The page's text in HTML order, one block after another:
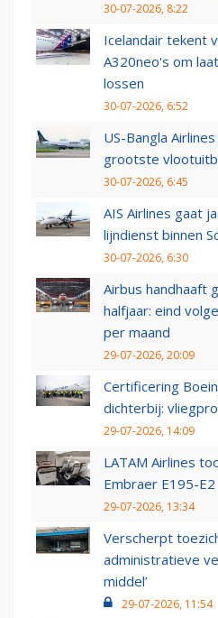
30-07-2026, 8:22
Icelandair tekent
A320neo's om
lossen
30-07-2026, 6:52
US-Bangla
grootste
30-07-2026, 6:45
AIS Airlines gaat
lijndienst binnen
30-07-2026, 6:30
Airbus handhaaft
halfjaar: eind
per maand
29-07-2026, 20:09
Certificering
dichterbij:
29-07-2026, 14:09
LATAM Airlines
Embraer E195-E2
29-07-2026, 13:34
Verscherpt
administratieve
middel’
29-07-2026, 11:54